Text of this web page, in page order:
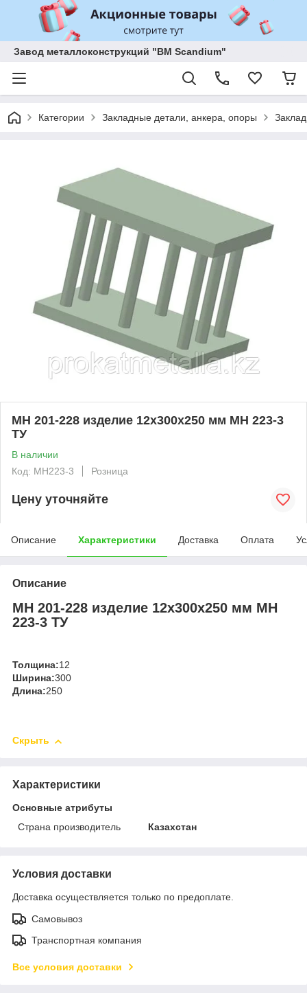
Завод металлоконструкций "BM Scandium"
Категории Закладные детали, анкера, опоры
МН 201-228 изделие 12x300x250 мм МН 223-3
ТУ
В наличии
Код: MH223-3
Розница
Цену уточняйте
Описание Характеристики Доставка Оплата
Описание
МН 201-228 изделие 12x300x250 мм МН
223-3 ТУ
Толщина:12
Ширина:300
Длина:250
Скрыть
Характеристики
Основные атрибуты
Страна производитель
Казахстан
Условия доставки
Доставка осуществляется только по предоплате.
Самовывоз
Транспортная компания
Все условия доставки